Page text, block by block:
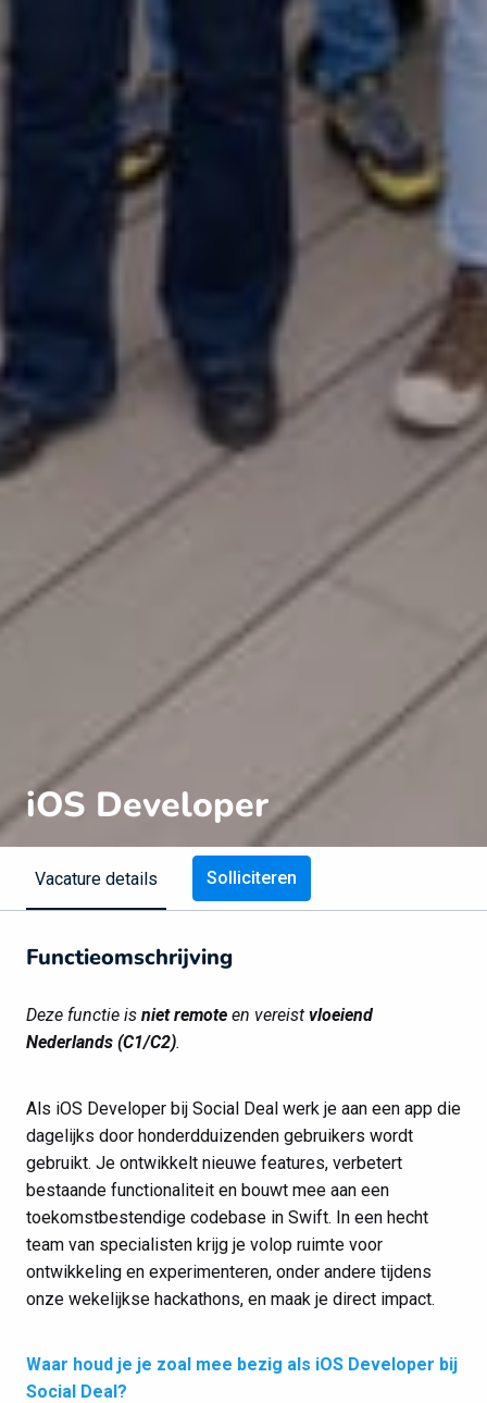
iOS Developer
Vacature details Solliciteren
Functieomschrijving
Deze functie is niet remote en vereist vloeiend
Nederlands (C1/C2).
Als iOS Developer bij Social Deal werk je aan een app die
dagelijks door honderdduizenden gebruikers wordt
gebruikt. Je ontwikkelt nieuwe features, verbetert
bestaande functionaliteit en bouwt mee aan een
toekomstbestendige codebase in Swift. In een hecht
team van specialisten krijg je volop ruimte voor
ontwikkeling en experimenteren, onder andere tijdens
onze wekelijkse hackathons, en maak je direct impact.
Waar houd je je zoal mee bezig als iOS Developer bij
Social Deal?